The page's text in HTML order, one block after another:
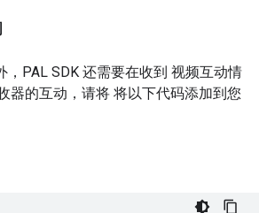
，PAL SDK 还需要在收到 视频互动情
器的互动，请将 将以下代码添加到您